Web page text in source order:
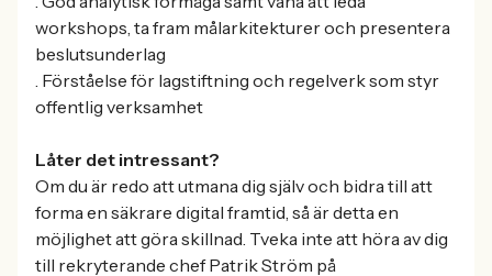
workshops, ta fram målarkitekturer och presentera
beslutsunderlag
. Förståelse för lagstiftning och regelverk som styr
offentlig verksamhet
Låter det intressant?
Om du är redo att utmana dig själv och bidra till att
forma en säkrare digital framtid, så är detta en
möjlighet att göra skillnad. Tveka inte att höra av dig
till rekryterande chef Patrik Ström på